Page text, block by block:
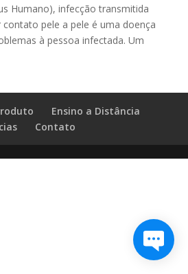
Humano), infecção transmitida
pele a pele é uma doença
à pessoa infectada. Um
Ensino a Distância
Contato